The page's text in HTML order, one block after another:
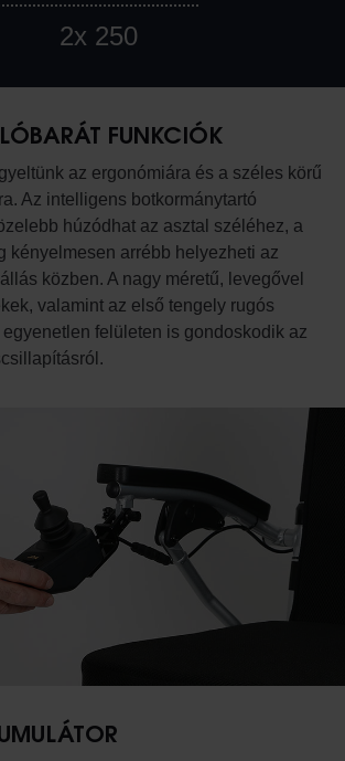
2x 250
FUNKCIÓK
az ergonómiára és a széles körű
Az intelligens botkormánytartó
húzódhat az asztal széléhez, a
kényelmesen arrébb helyezheti az
közben. A nagy méretű, levegővel
valamint az első tengely rugós
felületen is gondoskodik az